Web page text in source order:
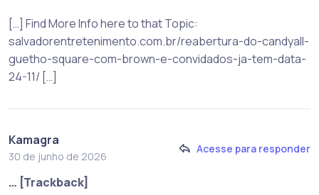
[…] Find More Info here to that Topic:
salvadorentretenimento.com.br/reabertura-do-candyall-
guetho-square-com-brown-e-convidados-ja-tem-data-
24-11/ […]
Kamagra
30 de junho de 2026
Acesse para responder
… [Trackback]